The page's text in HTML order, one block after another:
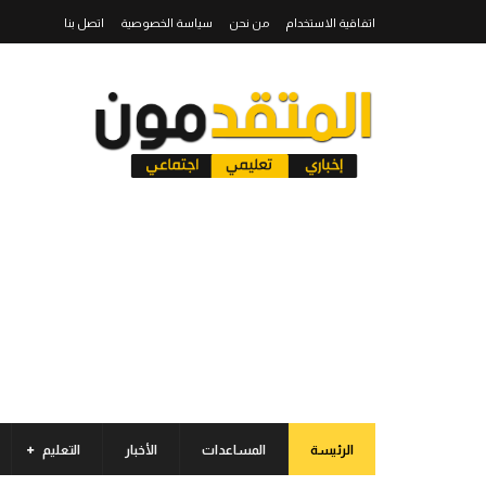
اتفاقية الاستخدام من نحن سياسة الخصوصية اتصل بنا
الرئيسة المساعدات الأخبار التعليم